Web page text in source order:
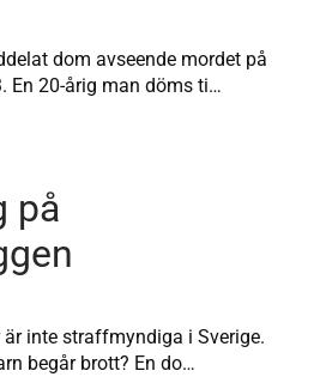
dom avseende mordet på
En 20-årig man döms ti…
på
är inte straffmyndiga i Sverige.
begår brott? En do…